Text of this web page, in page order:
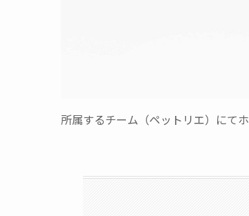
所属するチーム（ペットリエ）にて